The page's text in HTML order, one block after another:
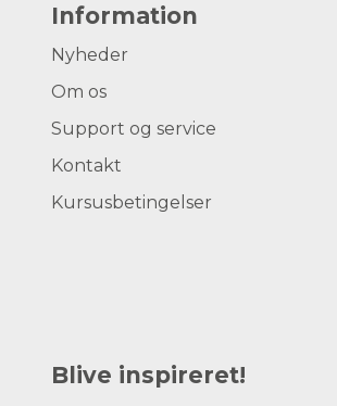
Information
Nyheder
Om os
Support og service
Kontakt
Kursusbetingelser
Blive inspireret!